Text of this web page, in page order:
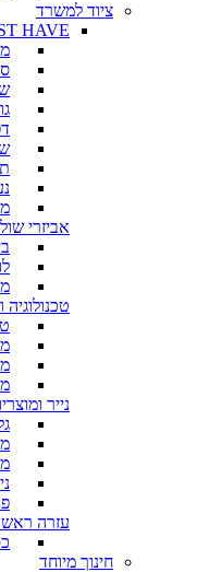
ציוד למשרד
HAVE
אביזרי
טכנולוגיה
נייר
עזרה
חינוך מיוחד